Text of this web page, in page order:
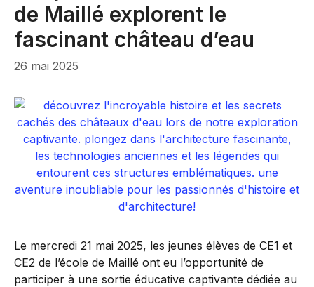
de Maillé explorent le
fascinant château d’eau
26 mai 2025
Le mercredi 21 mai 2025, les jeunes élèves de CE1 et
CE2 de l’école de Maillé ont eu l’opportunité de
participer à une sortie éducative captivante dédiée au